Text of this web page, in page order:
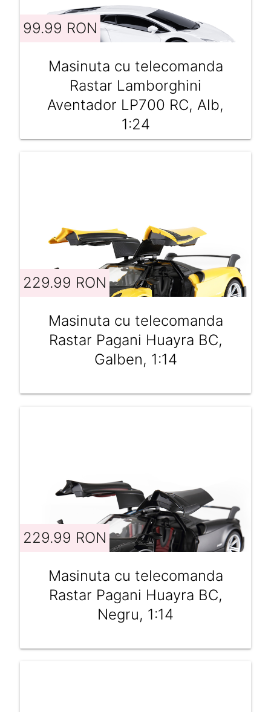
99.99 RON
Masinuta cu telecomanda
Rastar Lamborghini
Aventador LP700 RC, Alb,
1:24
229.99 RON
Masinuta cu telecomanda
Rastar Pagani Huayra BC,
Galben, 1:14
229.99 RON
Masinuta cu telecomanda
Rastar Pagani Huayra BC,
Negru, 1:14